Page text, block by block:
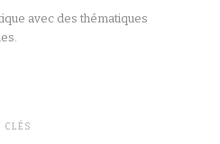
avec des thématiques
CLÉS